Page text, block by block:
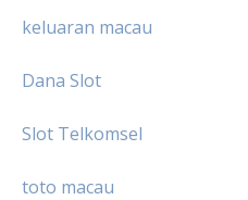
keluaran macau
Dana Slot
Slot Telkomsel
toto macau